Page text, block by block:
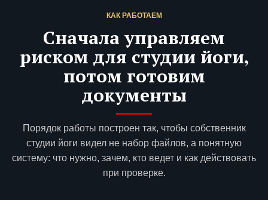
КАК РАБОТАЕМ
Сначала управляем
риском для студии йоги,
потом готовим
документы
Порядок работы построен так, чтобы собственник
студии йоги видел не набор файлов, а понятную
систему: что нужно, зачем, кто ведет и как действовать
при проверке.